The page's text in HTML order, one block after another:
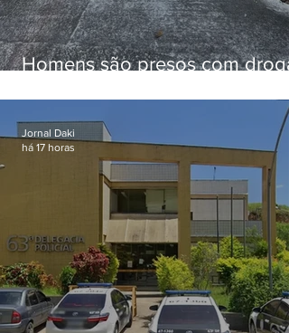
Homens são presos com
Jornal Daki
há 17 horas